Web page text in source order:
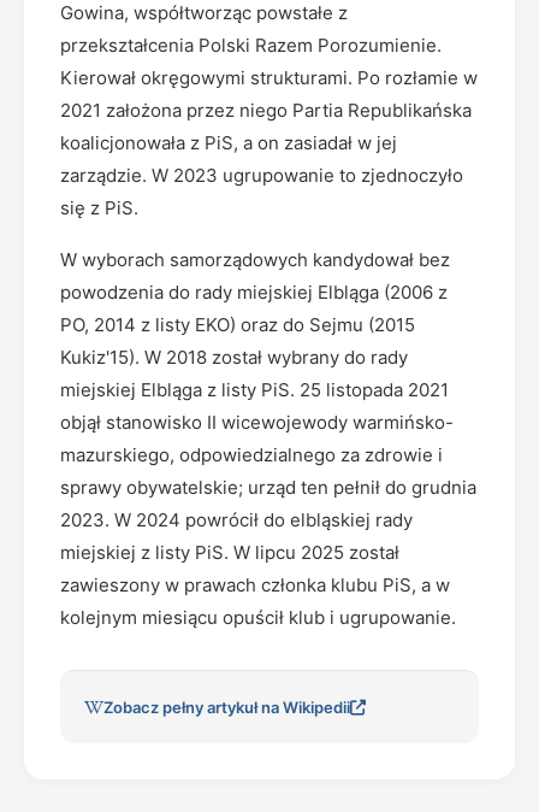
Gowina, współtworząc powstałe z
przekształcenia Polski Razem Porozumienie.
Kierował okręgowymi strukturami. Po rozłamie w
2021 założona przez niego Partia Republikańska
koalicjonowała z PiS, a on zasiadał w jej
zarządzie. W 2023 ugrupowanie to zjednoczyło
się z PiS.
W wyborach samorządowych kandydował bez
powodzenia do rady miejskiej Elbląga (2006 z
PO, 2014 z listy EKO) oraz do Sejmu (2015
Kukiz'15). W 2018 został wybrany do rady
miejskiej Elbląga z listy PiS. 25 listopada 2021
objął stanowisko II wicewojewody warmińsko-
mazurskiego, odpowiedzialnego za zdrowie i
sprawy obywatelskie; urząd ten pełnił do grudnia
2023. W 2024 powrócił do elbląskiej rady
miejskiej z listy PiS. W lipcu 2025 został
zawieszony w prawach członka klubu PiS, a w
kolejnym miesiącu opuścił klub i ugrupowanie.
Zobacz pełny artykuł na Wikipedii